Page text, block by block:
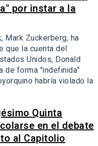
por instar a la
Mark Zuckerberg, ha
que la cuenta del
Unidos, Donald
de forma "indefinida"
habría violado la
Quinta
en el debate
al Capitolio